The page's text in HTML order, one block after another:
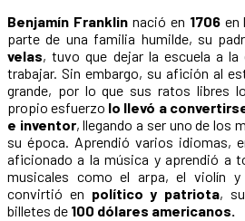
Benjamín Franklinnació en 1706en
parte de una familia humilde, su
velas, tuvo que dejar la escuela a la
trabajar. Sin embargo, su afición al
grande, por lo que sus ratos libres
propio esfuerzo lo llevó a
e inventor, llegando a ser uno de los
su época. Aprendió varios idiomas,
aficionado a la música y aprendió a
musicales como el arpa, el violín
convirtió en político y patriota,
billetes de 100 dólares americanos.